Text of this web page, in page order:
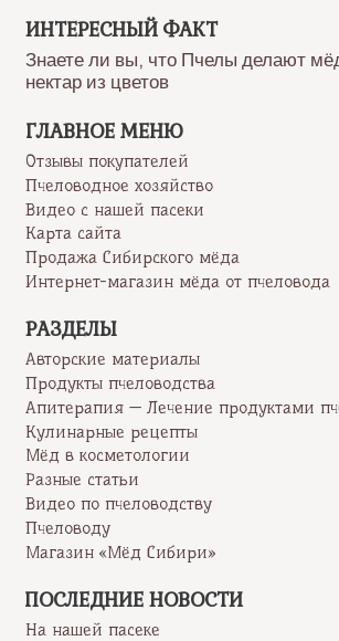
ввоз
пчелопакетов
ИНТЕРЕСНЫЙ ФАКТ
Знаете ли вы, что Пчелы делают
нектар из цветов
ГЛАВНОЕ МЕНЮ
Отзывы покупателей
Пчеловодное хозяйство
Видео с нашей пасеки
Карта сайта
Продажа Сибирского мёда
Интернет-магазин мёда от пчеловода
РАЗДЕЛЫ
Авторские материалы
Продукты пчеловодства
Апитерапия — Лечение продуктами
Кулинарные рецепты
Мёд в косметологии
Разные статьи
Видео по пчеловодству
Пчеловоду
Магазин «Мёд Сибири»
ПОСЛЕДНИЕ НОВОСТИ
На нашей пасеке